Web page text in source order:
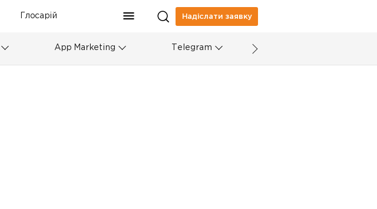
Глосарій Надіслати заявку
App Marketing Telegram